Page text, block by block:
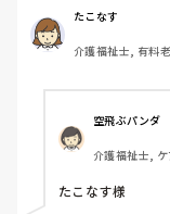
がつかず
皆さんは どうですか
たこなす
介護福祉士, 有料
空飛ぶパンダ
介護福祉士,
たこなす様